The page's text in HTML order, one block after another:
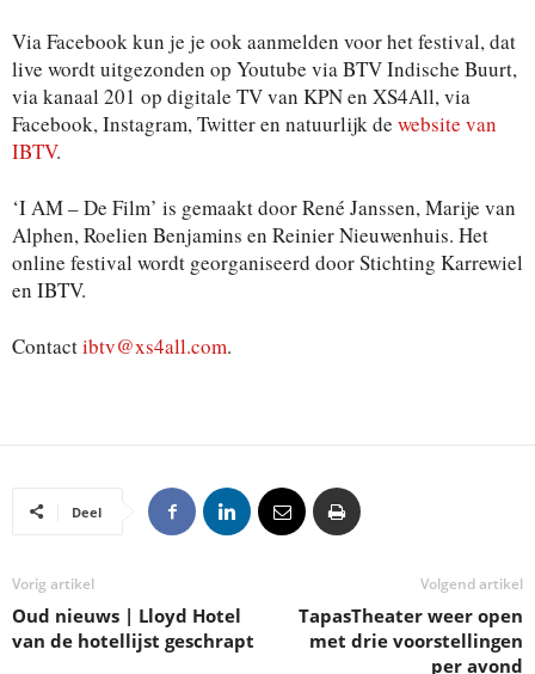
Via Facebook kun je je ook aanmelden voor het festival, dat
live wordt uitgezonden op Youtube via BTV Indische Buurt,
via kanaal 201 op digitale TV van KPN en XS4All, via
Facebook, Instagram, Twitter en natuurlijk de website van
IBTV.
‘I AM – De Film’ is gemaakt door René Janssen, Marije van
Alphen, Roelien Benjamins en Reinier Nieuwenhuis. Het
online festival wordt georganiseerd door Stichting Karrewiel
en IBTV.
Contactibtv@xs4all.com.
Deel
Vorig artikel
Oud nieuws | Lloyd Hotel
van de hotellijst geschrapt
Volgend artikel
TapasTheater weer open
met drie voorstellingen
per avond